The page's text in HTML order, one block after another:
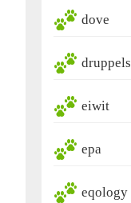
dove
druppels
eiwit
epa
eqology